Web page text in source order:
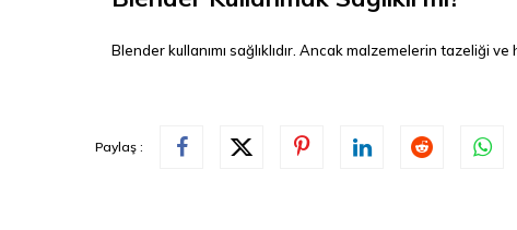
Blender kullanımı sağlıklıdır. Ancak malzemelerin tazeliği
Paylaş :